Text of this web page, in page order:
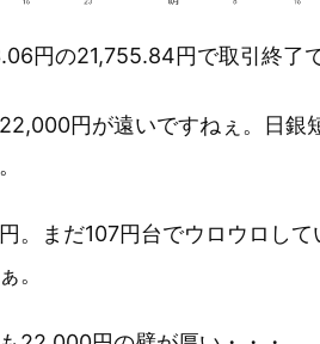
円の21,755.84円で取引終了で
円が遠いですねぇ。日銀
。まだ107円台でウロウロし
。